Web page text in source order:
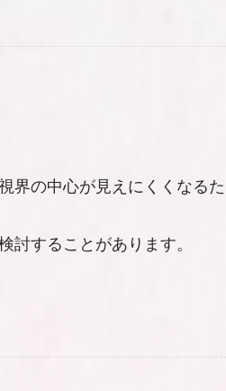
界の中心が見えにくくなるた
討することがあります。